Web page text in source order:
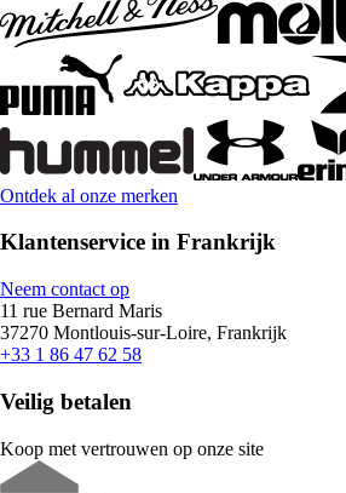
Ontdek al onze merken
Klantenservice in Frankrijk
Neem contact op
11 rue Bernard Maris
37270 Montlouis-sur-Loire, Frankrijk
+33 1 86 47 62 58
Veilig betalen
Koop met vertrouwen op onze site